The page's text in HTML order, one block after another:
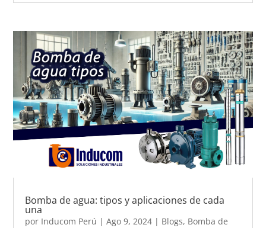
Bomba de agua: tipos y aplicaciones de cada
una
por Inducom Perú |Ago 9, 2024 | Blogs, Bomba de